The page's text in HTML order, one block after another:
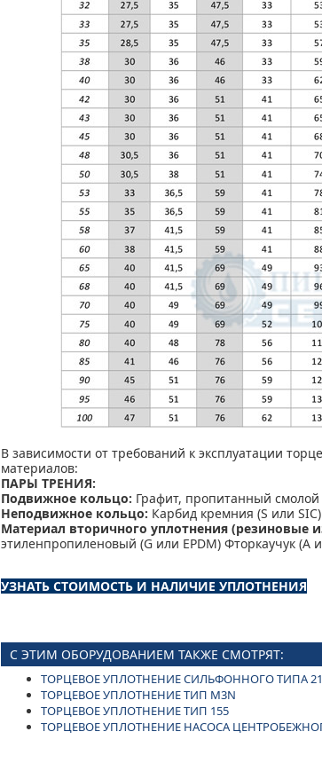
В зависимости от требований к эксплуатации
материалов:
ПАРЫ ТРЕНИЯ:
Подвижное кольцо: Графит, пропитанный смолой
Неподвижное кольцо: Карбид кремния (S или
Материал вторичного уплотнения (резиновые
этиленпропиленовый (G или EPDM) Фторкаучук (A
УЗНАТЬ СТОИМОСТЬ И НАЛИЧИЕ УПЛОТНЕНИЯ
С ЭТИМ ОБОРУДОВАНИЕМ ТАКЖЕ СМОТРЯТ:
ТОРЦЕВОЕ УПЛОТНЕНИЕ СИЛЬФОННОГО ТИПА
ТОРЦЕВОЕ УПЛОТНЕНИЕ ТИП M3N
ТОРЦЕВОЕ УПЛОТНЕНИЕ ТИП 155
ТОРЦЕВОЕ УПЛОТНЕНИЕ НАСОСА